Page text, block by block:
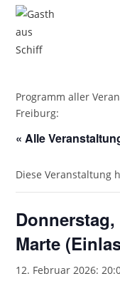
Zum
springen
Programm aller
Freiburg:
« Alle
Diese Veranstaltung
Donnerstag,
Marte
12. Februar 2026: